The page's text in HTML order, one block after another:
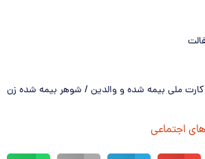
ملی بیمه شده و والدین / شوهر بیمه شده زن
اجتماعی